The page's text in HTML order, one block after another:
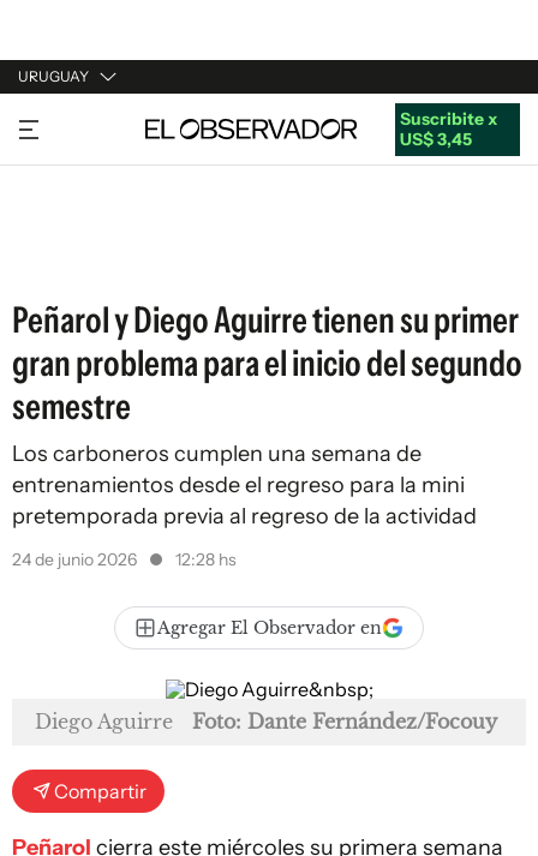
URUGUAY
URUGUAY
ARGENTINA
Suscribite x
US$ 3,45
Peñarol y Diego Aguirre tienen su primer
gran problema para el inicio del segundo
semestre
Los carboneros cumplen una semana de
entrenamientos desde el regreso para la mini
pretemporada previa al regreso de la actividad
24 de junio 2026 12:28 hs
Agregar El Observador en
Diego Aguirre Foto: Dante Fernández/Focouy
Compartir
Peñarol cierra este miércoles su primera semana